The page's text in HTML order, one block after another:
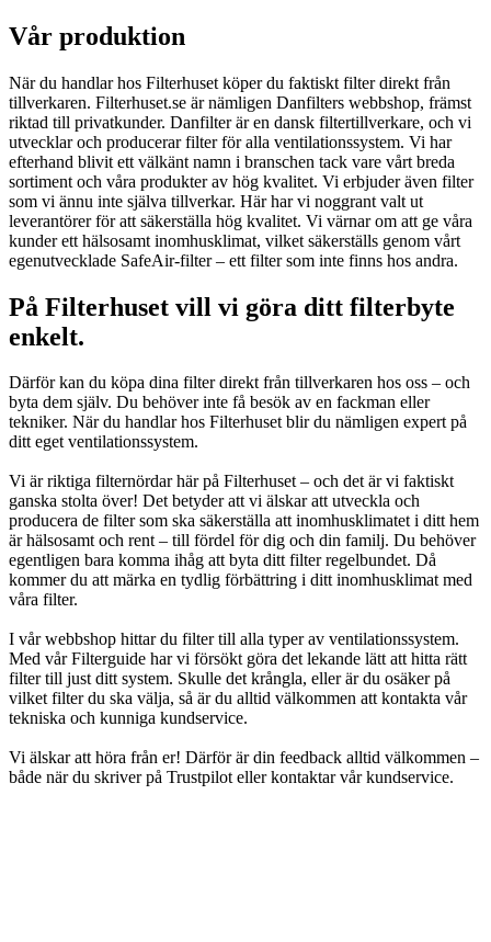
Vår produktion
När du handlar hos Filterhuset köper du faktiskt filter direkt från
tillverkaren. Filterhuset.se är nämligen Danfilters webbshop, främst
riktad till privatkunder. Danfilter är en dansk filtertillverkare, och vi
utvecklar och producerar filter för alla ventilationssystem. Vi har
efterhand blivit ett välkänt namn i branschen tack vare vårt breda
sortiment och våra produkter av hög kvalitet. Vi erbjuder även filter
som vi ännu inte själva tillverkar. Här har vi noggrant valt ut
leverantörer för att säkerställa hög kvalitet. Vi värnar om att ge våra
kunder ett hälsosamt inomhusklimat, vilket säkerställs genom vårt
egenutvecklade SafeAir-filter – ett filter som inte finns hos andra.
På Filterhuset vill vi göra ditt filterbyte
enkelt.
Därför kan du köpa dina filter direkt från tillverkaren hos oss – och
byta dem själv. Du behöver inte få besök av en fackman eller
tekniker. När du handlar hos Filterhuset blir du nämligen expert på
ditt eget ventilationssystem.
Vi är riktiga filternördar här på Filterhuset – och det är vi faktiskt
ganska stolta över! Det betyder att vi älskar att utveckla och
producera de filter som ska säkerställa att inomhusklimatet i ditt hem
är hälsosamt och rent – till fördel för dig och din familj. Du behöver
egentligen bara komma ihåg att byta ditt filter regelbundet. Då
kommer du att märka en tydlig förbättring i ditt inomhusklimat med
våra filter.
I vår webbshop hittar du filter till alla typer av ventilationssystem.
Med vår Filterguide har vi försökt göra det lekande lätt att hitta rätt
filter till just ditt system. Skulle det krångla, eller är du osäker på
vilket filter du ska välja, så är du alltid välkommen att kontakta vår
tekniska och kunniga kundservice.
Vi älskar att höra från er! Därför är din feedback alltid välkommen –
både när du skriver på Trustpilot eller kontaktar vår kundservice.